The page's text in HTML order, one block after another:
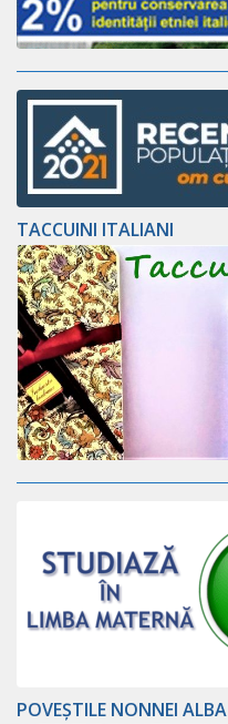
TACCUINI ITALIANI
POVEȘTILE NONNEI ALBA